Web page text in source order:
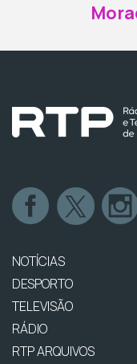
NOTÍCIAS
DESPORTO
TELEVISÃO
RÁDIO
RTP ARQUIVOS